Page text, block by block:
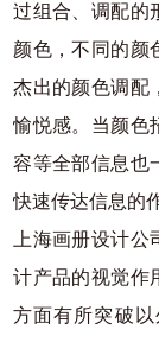
过组合、调配的
颜色，不同的颜
杰出的颜色调配
愉悦感。当颜色
容等全部信息也
快速传达信息的
上海画册设计
计产品的视觉作
方面有所突破